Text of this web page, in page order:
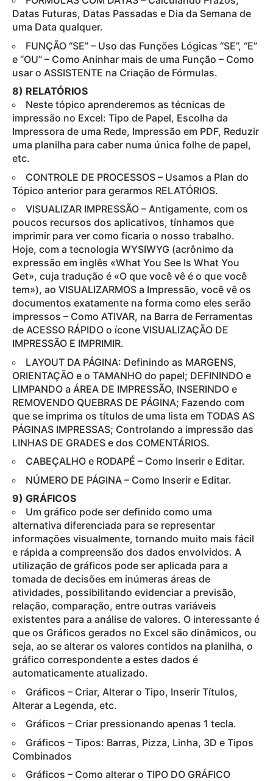
Datas Futuras, Datas Passadas e Dia da Semana de
uma Data qualquer.
FUNÇÃO “SE” – Uso das Funções Lógicas “SE”, “E”
e “OU” – Como Aninhar mais de uma Função – Como
usar o ASSISTENTE na Criação de Fórmulas.
8) RELATÓRIOS
Neste tópico aprenderemos as técnicas de
impressão no Excel: Tipo de Papel, Escolha da
Impressora de uma Rede, Impressão em PDF, Reduzir
uma planilha para caber numa única folhe de papel,
etc.
CONTROLE DE PROCESSOS – Usamos a Plan do
Tópico anterior para gerarmos RELATÓRIOS.
VISUALIZAR IMPRESSÃO – Antigamente, com os
poucos recursos dos aplicativos, tínhamos que
imprimir para ver como ficaria o nosso trabalho.
Hoje, com a tecnologia WYSIWYG (acrônimo da
expressão em inglês «What You See Is What You
Get», cuja tradução é «O que você vê é o que você
tem»), ao VISUALIZARMOS a Impressão, você vê os
documentos exatamente na forma como eles serão
impressos – Como ATIVAR, na Barra de Ferramentas
de ACESSO RÁPIDO o ícone VISUALIZAÇÃO DE
IMPRESSÃO E IMPRIMIR.
LAYOUT DA PÁGINA: Definindo as MARGENS,
ORIENTAÇÃO e o TAMANHO do papel; DEFININDO e
LIMPANDO a ÁREA DE IMPRESSÃO, INSERINDO e
REMOVENDO QUEBRAS DE PÁGINA; Fazendo com
que se imprima os títulos de uma lista em TODAS AS
PÁGINAS IMPRESSAS; Controlando a impressão das
LINHAS DE GRADES e dos COMENTÁRIOS.
CABEÇALHO e RODAPÉ – Como Inserir e Editar.
NÚMERO DE PÁGINA – Como Inserir e Editar.
9) GRÁFICOS
Um gráfico pode ser definido como uma
alternativa diferenciada para se representar
informações visualmente, tornando muito mais fácil
e rápida a compreensão dos dados envolvidos. A
utilização de gráficos pode ser aplicada para a
tomada de decisões em inúmeras áreas de
atividades, possibilitando evidenciar a previsão,
relação, comparação, entre outras variáveis
existentes para a análise de valores. O interessante é
que os Gráficos gerados no Excel são dinâmicos, ou
seja, ao se alterar os valores contidos na planilha, o
gráfico correspondente a estes dados é
automaticamente atualizado.
Gráficos – Criar, Alterar o Tipo, Inserir Títulos,
Alterar a Legenda, etc.
Gráficos – Criar pressionando apenas 1 tecla.
Gráficos – Tipos: Barras, Pizza, Linha, 3D e Tipos
Combinados
Gráficos – Como alterar o TIPO DO GRÁFICO